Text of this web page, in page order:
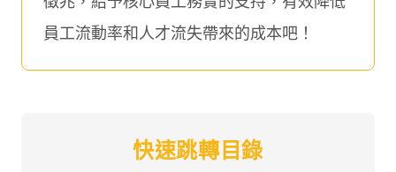
員工流動率和人才流失帶來的成本吧！
快速跳轉目錄